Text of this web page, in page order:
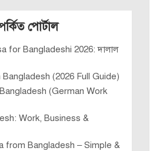
পোর্টাল
for Bangladeshi 2026: দালাল
(2026 Full Guide)
(German Work
Work, Business &
from Bangladesh – Simple &